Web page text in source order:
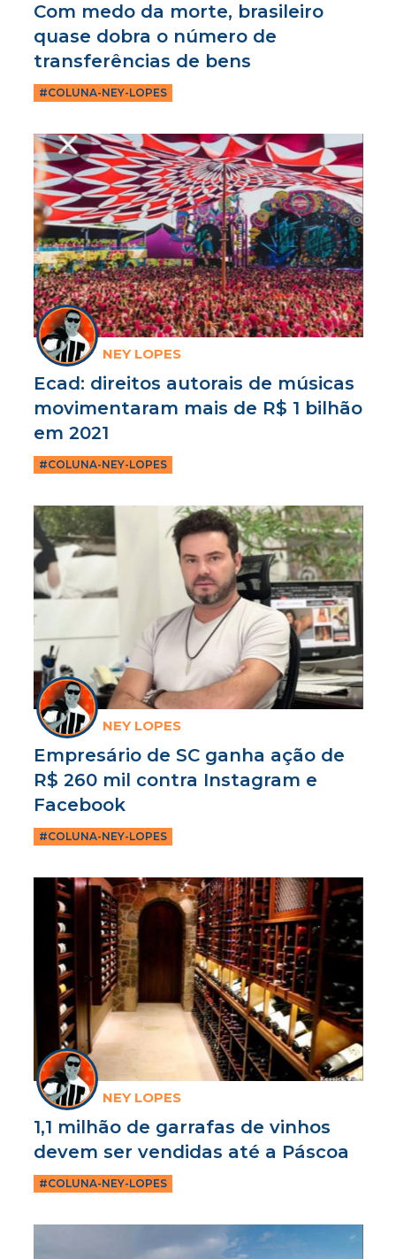
Com medo da morte, brasileiro
quase dobra o número de
transferências de bens
#COLUNA-NEY-LOPES
NEY LOPES
Ecad: direitos autorais de músicas
movimentaram mais de R$ 1 bilhão
em 2021
#COLUNA-NEY-LOPES
NEY LOPES
Empresário de SC ganha ação de
R$ 260 mil contra Instagram e
Facebook
#COLUNA-NEY-LOPES
NEY LOPES
1,1 milhão de garrafas de vinhos
devem ser vendidas até a Páscoa
#COLUNA-NEY-LOPES